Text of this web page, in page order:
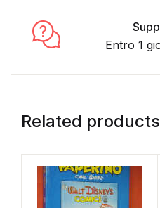
Entro 1
Related products